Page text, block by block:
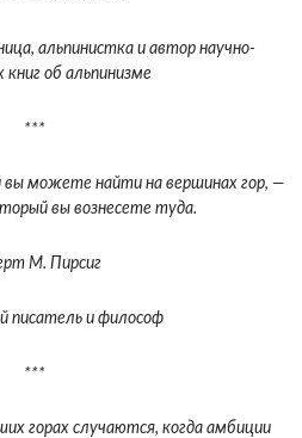
альпинистка и автор научно-
книг об альпинизме
***
вы можете найти на вершинах гор, —
вы вознесете туда.
М. Пирсиг
писатель и философ
***
горах случаются, когда амбиции